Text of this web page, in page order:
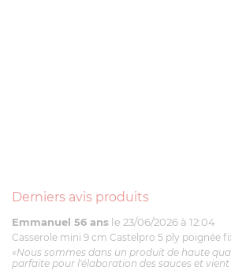
Derniers avis produits
Emmanuel 56 ans le 23/06/2026 à 12:04
Casserole mini 9 cm Castelpro 5 ply poignée
«Nous sommes dans un produit de haute
parfaite pour l'élaboration des sauces et vient